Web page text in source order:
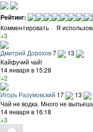
Рейтинг:
Комментировать · Я
+3
Дмитрий Дорохов7
13
Кайфучий чай!
14 января в 15:28
+2
Игорь Разумовский 17
13
Чай не водка. Много не
14 января в 16:18
+3